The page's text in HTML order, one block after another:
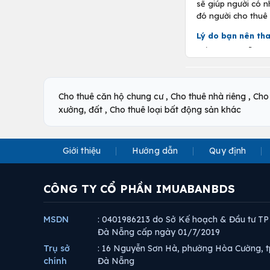
sẽ giúp người có
đó người cho thuê
Lý do bạn nên
Nếu bạn có sẵn
Những điều cần
Tìm hiểu cách
Tìm kiếm thời
có thể kiếm
Đầu tư vào nhà
Sử dụng vốn
vay trở thành
Xác định sẵn
đợi.
Chú ý tránh
Cho thuê căn hộ chung cư , Cho thuê nhà riêng ,
xưởng, đất , Cho thuê loại bất động sản khác
Giới thiệu Hướng dẫn Quy định
CÔNG TY CỔ PHẦN IMUABANBDS
MSDN
: 0401986213 do Sở Kế hoạch & Đầu tư TP
Đà Nẵng cấp ngày 01/7/2019
Trụ sở
chính
: 16 Nguyễn Sơn Hà, phường Hòa Cường,
Đà Nẵng